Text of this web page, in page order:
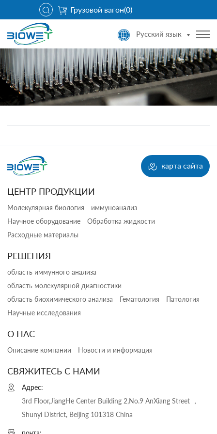
Грузовой вагон(0)
Русский язык
карта сайта
ЦЕНТР ПРОДУКЦИИ
Молекулярная биология
иммуноанализ
Научное оборудование
Обработка жидкости
Расходные материалы
РЕШЕНИЯ
область иммунного анализа
область молекулярной диагностики
область биохимического анализа
Гематология
Патология
Научные исследования
О НАС
Описание компании Новости и информация
СВЯЖИТЕСЬ С НАМИ
Адрес:
3rd Floor,JiangHe Center Building 2,No.9 AnXiang Street ，
Shunyi District, Beijing 101318 China